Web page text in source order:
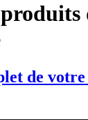
produits
de